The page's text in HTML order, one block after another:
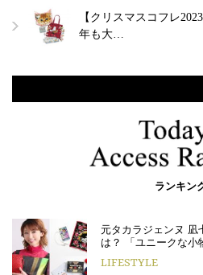
【クリスマスコフレ
年も大…
ランキン
元タカラジェンヌ 凪
は？ 「ユニークな
LIFESTYLE